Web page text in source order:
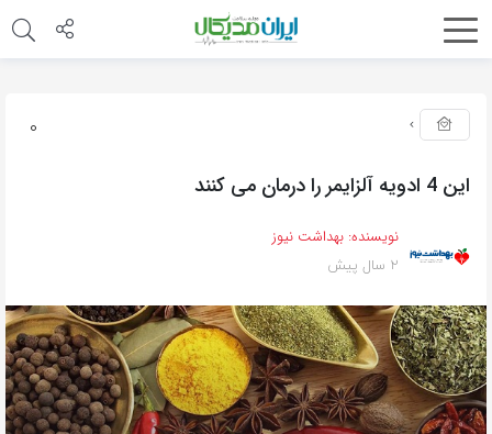
0
این 4 ادویه آلزایمر را درمان می کنند
نویسنده: بهداشت نیوز
2 سال پیش